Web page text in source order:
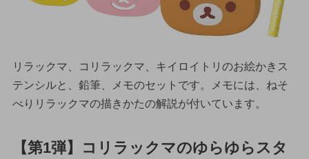
リラックマ、コリラックマ、キイロイトリのお絵かきス
テンシルと、鉛筆、メモのセットです。メモには、ねそ
べりリラックマの描きかたの解説が付いています。
【第1弾】コリラックマのゆらゆらスタ